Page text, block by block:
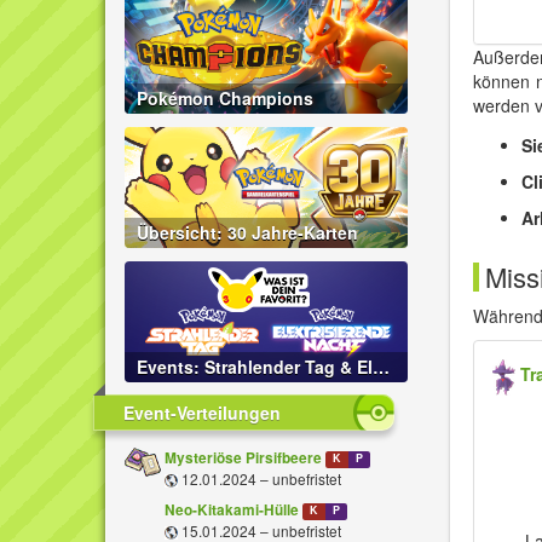
Pokémon Champions
Übersicht: 30 Jahre-Karten
Events: Strahlender Tag & Elektrisierende Nacht
Event-Verteilungen
Mysteriöse Pirsifbeere K P
12.01.2024 – unbefristet
Neo-Kitakami-Hülle
K P
15.01.2024 – unbefristet
können
werden